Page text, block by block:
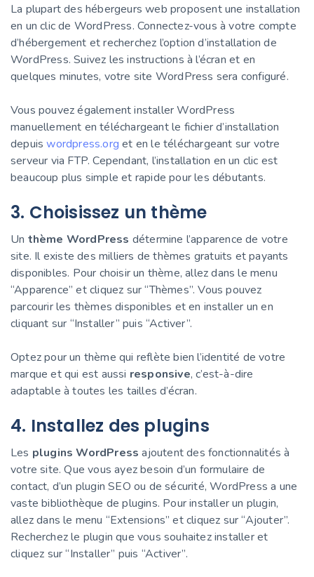
La plupart des hébergeurs web proposent une installation
en un clic de WordPress. Connectez-vous à votre compte
d’hébergement et recherchez l’option d’installation de
WordPress. Suivez les instructions à l’écran et en
quelques minutes, votre site WordPress sera configuré.
Vous pouvez également installer WordPress
manuellement en téléchargeant le fichier d’installation
depuiswordpress.org et en le téléchargeant sur votre
serveur via FTP. Cependant, l’installation en un clic est
beaucoup plus simple et rapide pour les débutants.
3. Choisissez un thème
Un thème WordPress détermine l’apparence de votre
site. Il existe des milliers de thèmes gratuits et payants
disponibles. Pour choisir un thème, allez dans le menu
“Apparence” et cliquez sur “Thèmes”. Vous pouvez
parcourir les thèmes disponibles et en installer un en
cliquant sur “Installer” puis “Activer”.
Optez pour un thème qui reflète bien l’identité de votre
marque et qui est aussi responsive, c’est-à-dire
adaptable à toutes les tailles d’écran.
4. Installez des plugins
Les plugins WordPress ajoutent des fonctionnalités à
votre site. Que vous ayez besoin d’un formulaire de
contact, d’un plugin SEO ou de sécurité, WordPress a une
vaste bibliothèque de plugins. Pour installer un plugin,
allez dans le menu “Extensions” et cliquez sur “Ajouter”.
Recherchez le plugin que vous souhaitez installer et
cliquez sur “Installer” puis “Activer”.